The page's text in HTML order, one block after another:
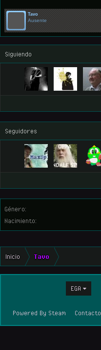
Tavo
Ausente
Siguiendo
Seguidores
Género:
Nacimiento:
Inicio Tavo
EGA
Powered By Steam Contacto